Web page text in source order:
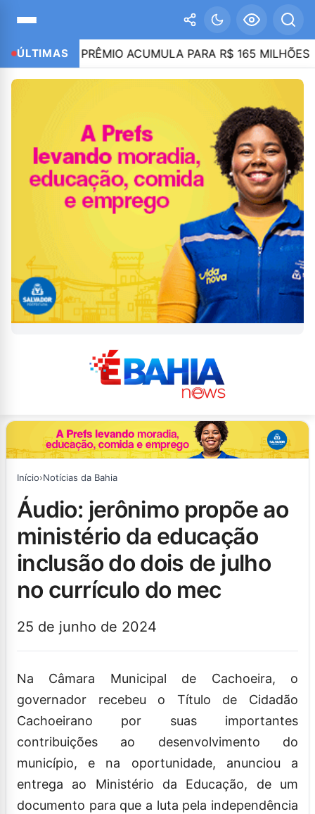
ÚLTIMAS
SENA; PRÊMIO ACUMULA PARA R$ 165 MILHÕES
Início›Notícias da Bahia
áudio: jerônimo propõe ao
ministério da educação
inclusão do dois de julho
no currículo do mec
25 de junho de 2024
Na Câmara Municipal de Cachoeira, o
governador recebeu o Título de Cidadão
Cachoeirano por suas importantes
contribuições ao desenvolvimento do
município, e na oportunidade, anunciou a
entrega ao Ministério da Educação, de um
documento para que a luta pela independência